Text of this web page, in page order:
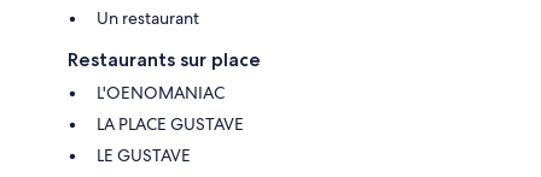
Un restaurant
Restaurants sur place
L'OENOMANIAC
LA PLACE GUSTAVE
LE GUSTAVE